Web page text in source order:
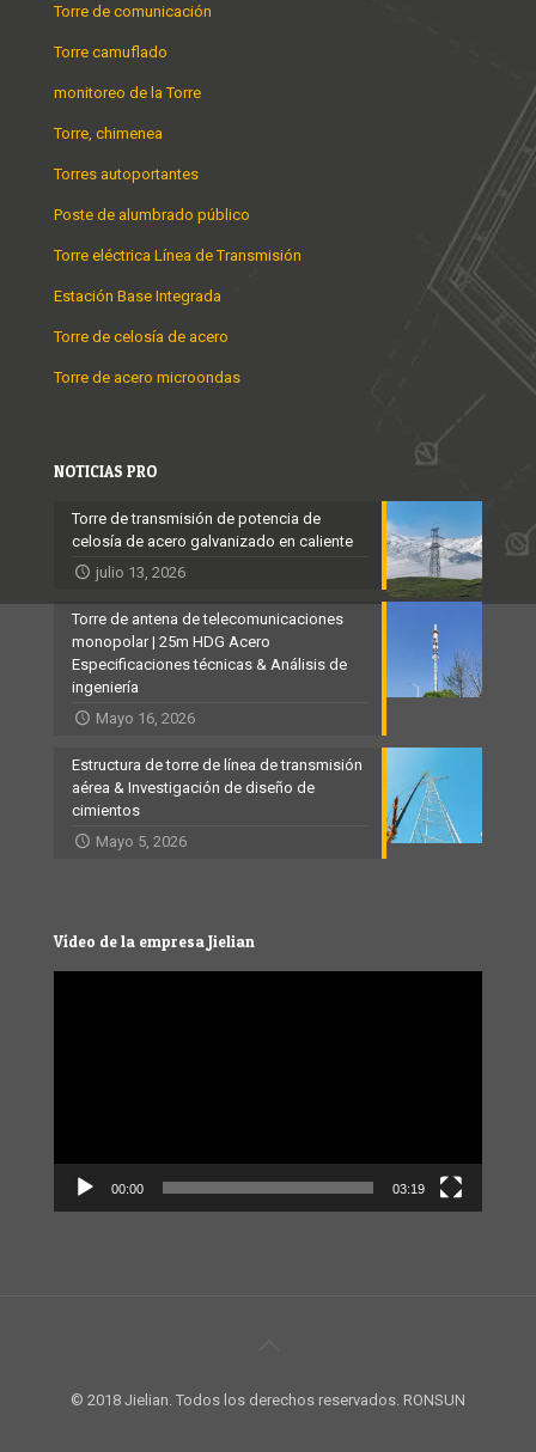
Torre de comunicación
Torre camuflado
monitoreo de la Torre
Torre, chimenea
Torres autoportantes
Poste de alumbrado público
Torre eléctrica Línea de Transmisión
Estación Base Integrada
Torre de celosía de acero
Torre de acero microondas
NOTICIAS PRO
Torre de transmisión de potencia de
celosía de acero galvanizado en caliente
julio 13, 2026
Torre de antena de telecomunicaciones
monopolar | 25m HDG Acero
Especificaciones técnicas & Análisis de
ingeniería
Mayo 16, 2026
Estructura de torre de línea de transmisión
aérea & Investigación de diseño de
cimientos
Mayo 5, 2026
Vídeo de la empresa Jielian
00:00 03:19
© 2018 Jielian. Todos los derechos reservados. RONSUN